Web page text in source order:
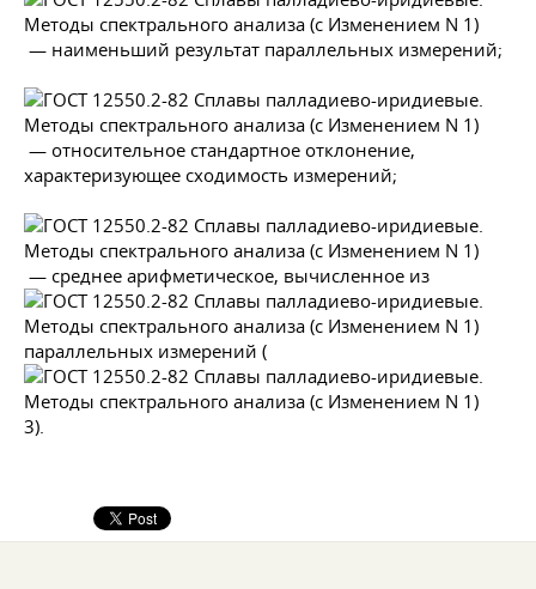
— наименьший результат параллельных измерений;
— относительное стандартное отклонение,
характеризующее сходимость измерений;
— среднее арифметическое, вычисленное из
параллельных измерений (
3).